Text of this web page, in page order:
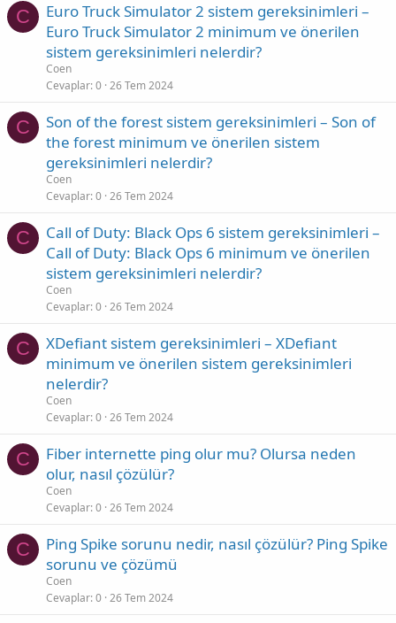
C
Euro Truck Simulator 2 sistem gereksinimleri –
Euro Truck Simulator 2 minimum ve önerilen
sistem gereksinimleri nelerdir?
Coen
Cevaplar 0 26 Tem 2024
C
Son of the forest sistem gereksinimleri – Son of
the forest minimum ve önerilen sistem
gereksinimleri nelerdir?
Coen
Cevaplar 0 26 Tem 2024
C
Call of Duty: Black Ops 6 sistem gereksinimleri –
Call of Duty: Black Ops 6 minimum ve önerilen
sistem gereksinimleri nelerdir?
Coen
Cevaplar 0 26 Tem 2024
C
XDefiant sistem gereksinimleri – XDefiant
minimum ve önerilen sistem gereksinimleri
nelerdir?
Coen
Cevaplar 0 26 Tem 2024
C
Fiber internette ping olur mu? Olursa neden
olur, nasıl çözülür?
Coen
Cevaplar 0 26 Tem 2024
C
Ping Spike sorunu nedir, nasıl çözülür? Ping Spike
sorunu ve çözümü
Coen
Cevaplar 0 26 Tem 2024